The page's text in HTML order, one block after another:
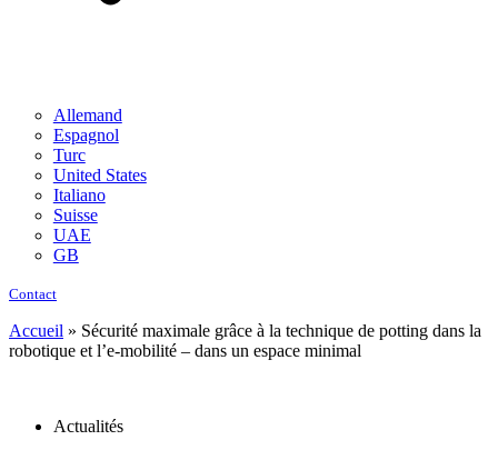
Allemand
Espagnol
Turc
United States
Italiano
Suisse
UAE
GB
Contact
Accueil » Sécurité maximale grâce à la technique de potting dans la
robotique et l’e-mobilité – dans un espace minimal
Actualités